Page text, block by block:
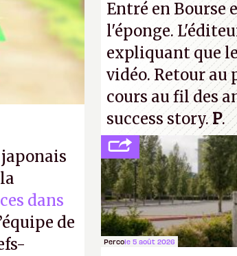
cons ! P.
dans
de
Entré en Bourse
l'éponge.
expliquant que
vidéo. Retour au
cours au fil des
success story.P.
Percole 5 août 2026